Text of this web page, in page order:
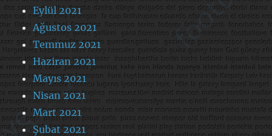
Eylül 2021
Ağustos 2021
Temmuz 2021
Haziran 2021
Mayıs 2021
Nisan 2021
Mart 2021
Şubat 2021